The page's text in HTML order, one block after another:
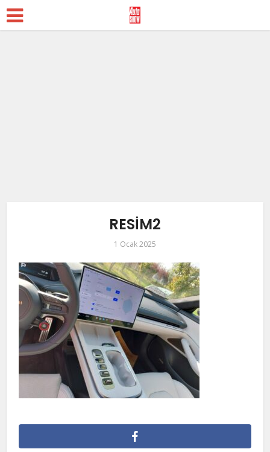
RESİM2
1 Ocak 2025